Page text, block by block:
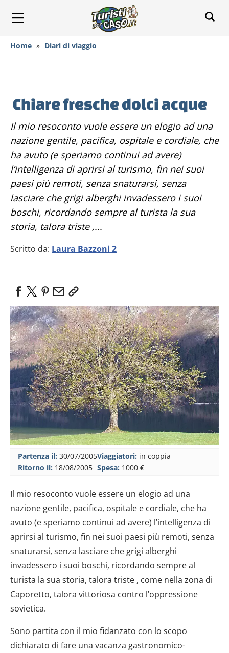
Home » Diari di viaggio
Chiare fresche dolci acque
Il mio resoconto vuole essere un elogio ad una
nazione gentile, pacifica, ospitale e cordiale, che
ha avuto (e speriamo continui ad avere)
l’intelligenza di aprirsi al turismo, fin nei suoi
paesi più remoti, senza snaturarsi, senza
lasciare che grigi alberghi invadessero i suoi
boschi, ricordando sempre al turista la sua
storia, talora triste ,...
Scritto da: Laura Bazzoni 2
Partenza il: 30/07/2005
Ritorno il: 18/08/2005
Viaggiatori: in coppia
Spesa: 1000 €
Il mio resoconto vuole essere un elogio ad una
nazione gentile, pacifica, ospitale e cordiale, che ha
avuto (e speriamo continui ad avere) l’intelligenza di
aprirsi al turismo, fin nei suoi paesi più remoti, senza
snaturarsi, senza lasciare che grigi alberghi
invadessero i suoi boschi, ricordando sempre al
turista la sua storia, talora triste , come nella zona di
Caporetto, talora vittoriosa contro l’oppressione
sovietica.
Sono partita con il mio fidanzato con lo scopo
dichiarato di fare una vacanza gastronomico-